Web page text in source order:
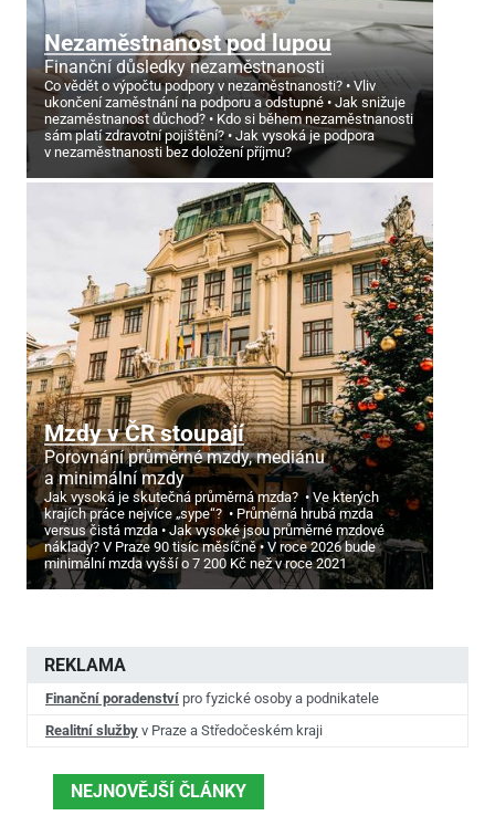
Nezaměstnanost pod lupou
Finanční důsledky nezaměstnanosti
Co vědět o výpočtu podpory v nezaměstnanosti?
Vliv
ukončení zaměstnání na podporu a odstupné
Jak snižuje
nezaměstnanost důchod?
Kdo si během nezaměstnanosti
sám platí zdravotní pojištění?
Jak vysoká je podpora
v nezaměstnanosti bez doložení příjmu?
Mzdy v ČR stoupají
Porovnání průměrné mzdy, mediánu
a minimální mzdy
Jak vysoká je skutečná průměrná mzda?
Ve kterých
krajích práce nejvíce „sype“?
Průměrná hrubá mzda
versus čistá mzda
Jak vysoké jsou průměrné mzdové
náklady? V Praze 90 tisíc měsíčně
V roce 2026 bude
minimální mzda vyšší o 7 200 Kč než v roce 2021
REKLAMA
Finanční poradenství pro fyzické osoby a podnikatele
Realitní služby v Praze a Středočeském kraji
NEJNOVĚJŠÍ ČLÁNKY